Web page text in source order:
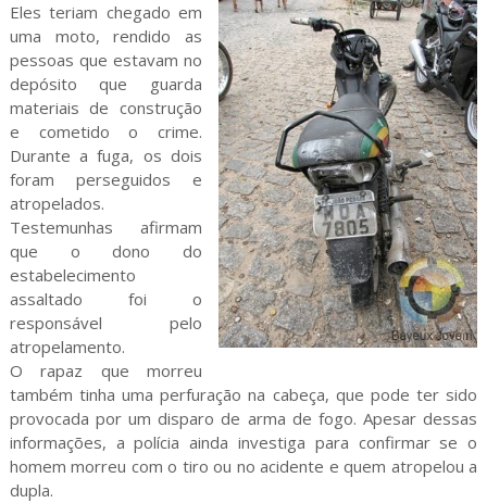
Eles teriam chegado em
uma moto, rendido as
pessoas que estavam no
depósito que guarda
materiais de construção
e cometido o crime.
Durante a fuga, os dois
foram perseguidos e
atropelados.
Testemunhas afirmam
que o dono do
estabelecimento
assaltado foi o
responsável pelo
atropelamento.
O rapaz que morreu
também tinha uma perfuração na cabeça, que pode ter sido
provocada por um disparo de arma de fogo. Apesar dessas
informações, a polícia ainda investiga para confirmar se o
homem morreu com o tiro ou no acidente e quem atropelou a
dupla.